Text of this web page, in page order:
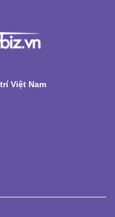
Việt Nam